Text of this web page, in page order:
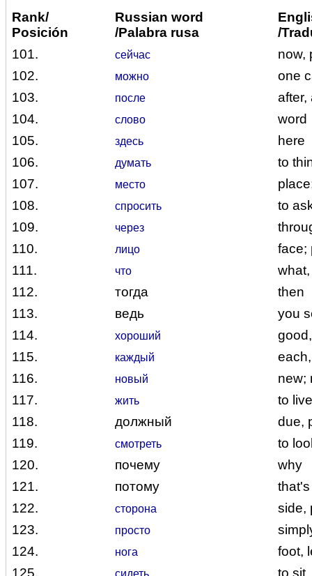
Rank/
Posición
Russian word
/Palabra rusa
/
101.
сейчас
now,
102.
можно
one
103.
после
after,
104.
слово
word
105.
здесь
here
106.
думать
to
107.
место
108.
спросить
to
109.
через
110.
лицо
face;
111.
что
112.
тогда
then
113.
ведь
you
114.
хороший
115.
каждый
116.
новый
new;
117.
жить
to live
118.
должный
due,
119.
смотреть
to
120.
почему
why
121.
потому
122.
сторона
side,
123.
просто
124.
нога
foot,